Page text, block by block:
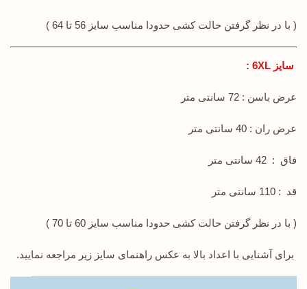
( با در نظر گرفتن حالت کشی حدودا مناسب سایز 56 تا 64 )
سایز 6XL :
عرض باسن : 72 سانتی متر
عرض ران : 40 سانتی متر
فاق : 42 سانتی متر
قد : 110 سانتی متر
( با در نظر گرفتن حالت کشی حدودا مناسب سایز 60 تا 70 )
برای آشنایی با اعداد بالا به عکس راهنمای سایز زیر مراجعه نمایید.